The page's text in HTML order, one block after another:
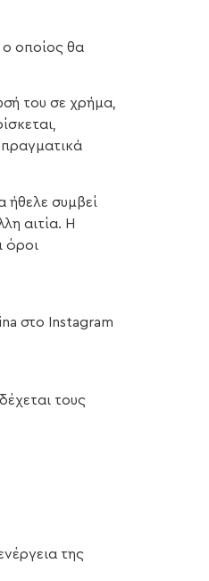
ο οποίος θα
του σε χρήμα,
ήθελε συμβεί
αιτία. Η
όροι
στo Instagram
τους
της